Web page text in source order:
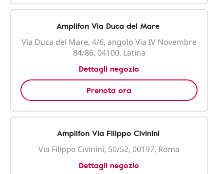
Amplifon Via Duca del Mare
Via Duca del Mare, 4/6, angolo Via IV Novembre
84/86, 04100, Latina
Dettagli negozio
Prenota ora
Amplifon Via Filippo Civinini
Via Filippo Civinini, 50/52, 00197, Roma
Dettagli negozio